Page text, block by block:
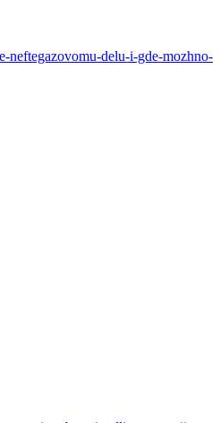
neftegazovomu-delu-i-gde-mozhno-